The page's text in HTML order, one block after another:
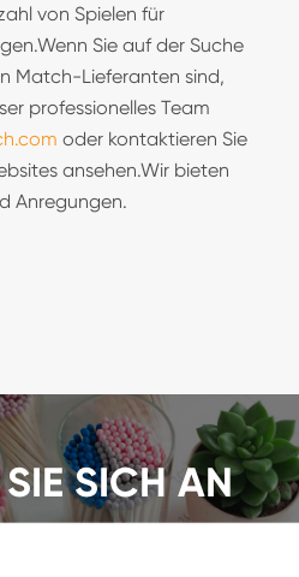
von Spielen für
Sie auf der Suche
Match-Lieferanten sind,
professionelles Team
oder kontaktieren Sie
ansehen.Wir bieten
Anregungen.
SICH AN